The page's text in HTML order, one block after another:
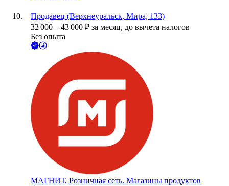
Продавец (Верхнеуральск, Мира, 133)
32 000 – 43 000 ₽ за месяц, до вычета налогов
Без опыта
МАГНИТ, Розничная сеть. Магазины продуктов